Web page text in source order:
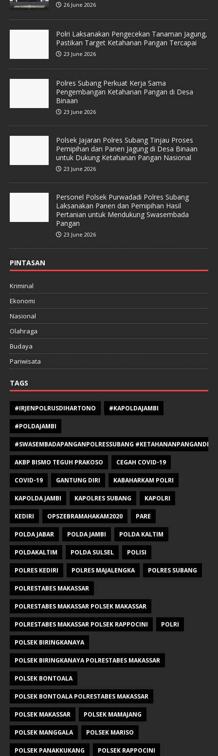
26 June 2026
Polri Laksanakan Pengecekan Tanaman Jagung,
Pastikan Target Ketahanan Pangan Tercapai
23 June 2026
Polres Subang Perkuat Kerja Sama
Pengembangan Ketahanan Pangan di Desa
Binaan
23 June 2026
Polsek Jajaran Polres Subang Tinjau Proses
Pemipihan dan Panen Jagung di Desa Binaan
untuk Dukung Ketahanan Pangan Nasional
23 June 2026
Personel Polsek Purwadadi Polres Subang
Laksanakan Panen dan Pemipihan Hasil
Pertanian untuk Mendukung Swasembada
Pangan
23 June 2026
PINTASAN
Kriminal
Ekonomi
Nasional
Olahraga
Budaya
Pariwisata
TAGS
#IRJENPOLRUSDIHARTONO #KAPOLDAJAMBI
#POLDAJAMBI
#SWASEMBADAPANGANPOLRESSUBANG
AKBP BISMO TEGUH PRAKOSO CEGAH COVID-19
COVID-19 GANTUNG DIRI KABAHARKAM POLRI
KAPOLDA JAMBI KAPOLRES SUBANG KAPOLRI
KEDIRI OPSZEBRAMAHAKAM2020 PARE
POLDA JABAR POLDA JAMBI POLDA KALTIM
POLDAKALTIM POLDA SULSEL POLISI
POLRES KEDIRI POLRES MAJALENGKA POLRES SUBANG
POLRESTABES MAKASSAR
POLRESTABES MAKASSAR POLSEK MAKASSAR
POLRESTABES MAKASSAR POLSEK RAPPOCINI POLRI
POLSEK BIRINGKANAYA
POLSEK BIRINGKANAYA POLRESTABES MAKASSAR
POLSEK BONTOALA
POLSEK BONTOALA POLRESTABES MAKASSAR
POLSEK MAKASSAR POLSEK MAMAJANG
POLSEK MANGGALA POLSEK MARISO
POLSEK PANAKKUKANG POLSEK RAPPOCINI